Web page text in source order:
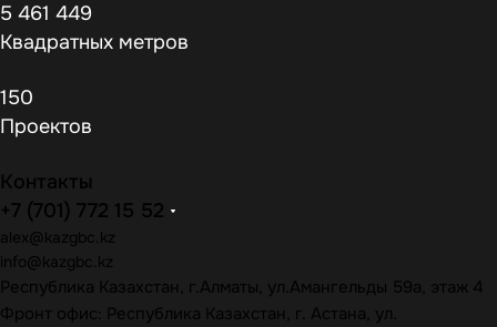
5 461 449
Квадратных метров
150
Проектов
Контакты
+7 (701) 772 15 52
alex@kazgbc.kz
info@kazgbc.kz
Республика Казахстан, г.Алматы, ул.Амангельды 59а, этаж 4
Фронт офис: Республика Казахстан, г. Астана, ул.